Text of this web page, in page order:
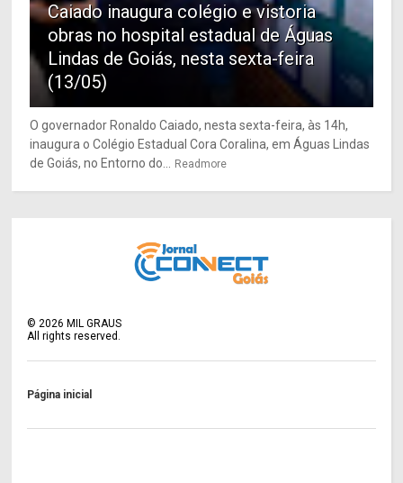
Caiado inaugura colégio e vistoria
obras no hospital estadual de Águas
Lindas de Goiás, nesta sexta-feira
(13/05)
O governador Ronaldo Caiado, nesta sexta-feira, às 14h,
inaugura o Colégio Estadual Cora Coralina, em Águas Lindas
de Goiás, no Entorno do... Readmore
©2026 MIL GRAUS
All rights reserved.
Página inicial